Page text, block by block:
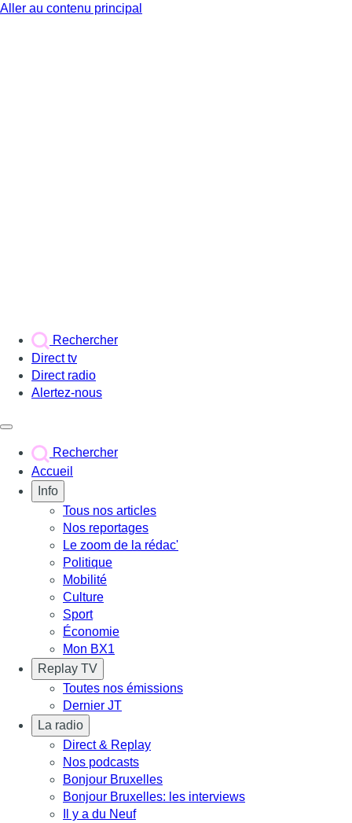
Aller au contenu principal
Rechercher
Direct tv
Direct radio
Alertez-nous
Rechercher
Accueil
Info
Tous nos articles
Nos reportages
Le zoom de la rédac'
Politique
Mobilité
Culture
Sport
Économie
Mon BX1
Replay TV
Toutes nos émissions
Dernier JT
La radio
Direct & Replay
Nos podcasts
Bonjour Bruxelles
Bonjour Bruxelles: les interviews
Il y a du Neuf